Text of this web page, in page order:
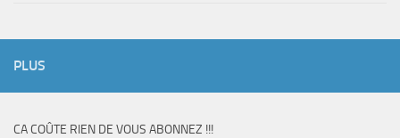
PLUS
CA COÛTE RIEN DE VOUS ABONNEZ !!!